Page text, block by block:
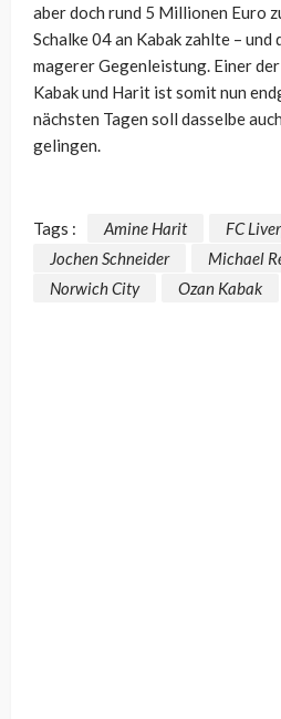
aber doch rund 5 Millionen Euro
Schalke 04 an Kabak zahlte –
magerer Gegenleistung. Einer
Kabak und Harit ist somit nun
nächsten Tagen soll dasselbe
gelingen.
Tags : Amine Harit
FC
Jochen Schneider
Michael
Norwich City
Ozan Kabak